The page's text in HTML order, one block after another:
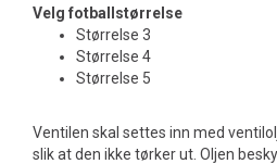
Velg fotballstørrelse
Størrelse 3
Størrelse 4
Størrelse 5
Ventilen skal settes inn med
slik at den ikke tørker ut. Oljen